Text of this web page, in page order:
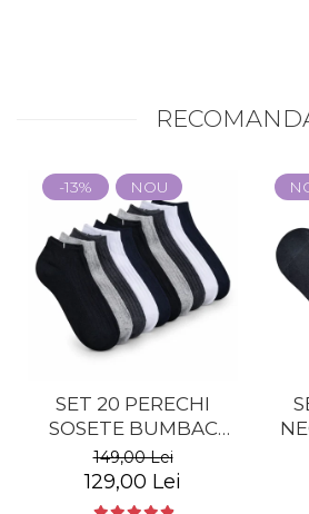
-13% NOU
SET 20 PERECHI
SOSETE BUMBAC
SCURTE -
MULTICOLOR -
BARBATI
149,00 Lei
129,00 Lei